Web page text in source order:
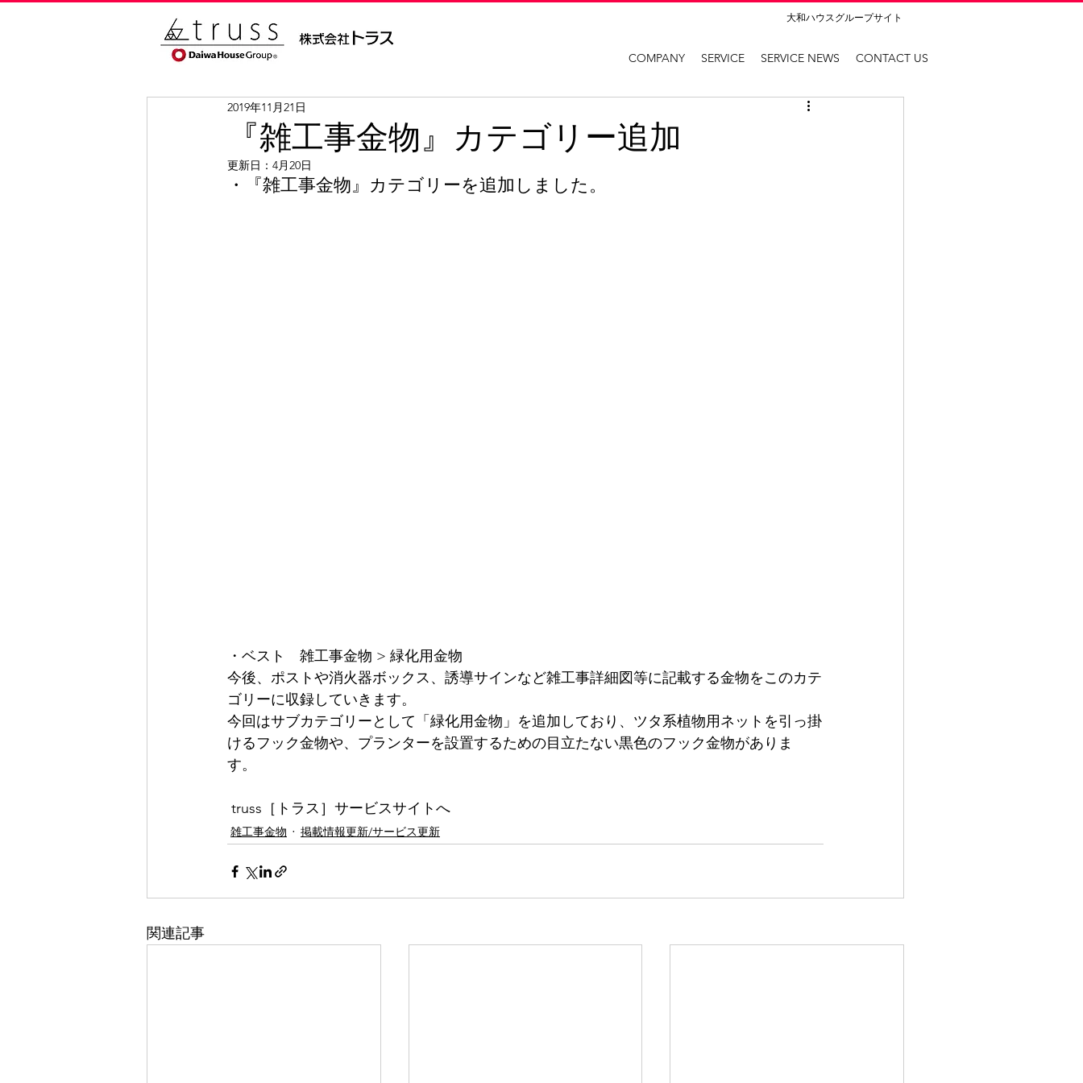
大和ハウスグループサイト
COMPANY SERVICE SERVICE NEWS CONTACT US
『雑工事金物』カテゴリー追加
2019年11月21日
更新日： 4月20日
・『雑工事金物』カテゴリーを追加しました。
・ベスト　雑工事金物 > 緑化用金物
今後、ポストや消火器ボックス、誘導サインなど雑工事詳細図等に記載する金物をこのカテ
ゴリーに収録していきます。
今回はサブカテゴリーとして「緑化用金物」を追加しており、ツタ系植物用ネットを引っ掛
けるフック金物や、プランターを設置するための目立たない黒色のフック金物がありま
す。
truss［トラス］サービスサイトへ
雑工事金物 掲載情報更新/サービス更新
関連記事